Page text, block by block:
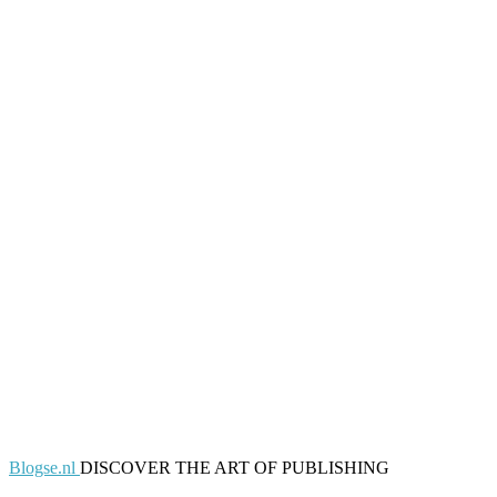
Blogse.nl DISCOVER THE ART OF PUBLISHING